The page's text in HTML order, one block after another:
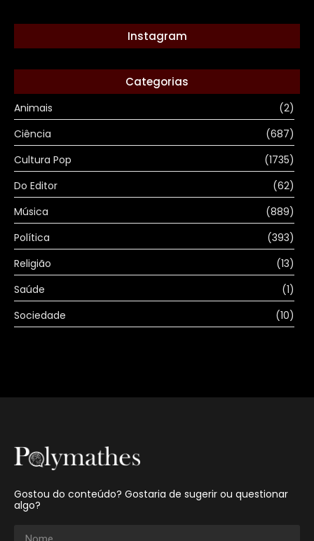
Instagram
Categorias
Animais
(2)
Ciência
(687)
Cultura Pop
(1735)
Do Editor
(62)
Música
(889)
Política
(393)
Religião
(13)
Saúde
(1)
Sociedade
(10)
Gostou do conteúdo? Gostaria de sugerir ou questionar
algo?